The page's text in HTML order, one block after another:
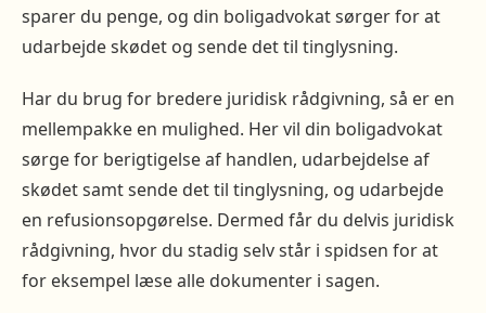
sparer du penge, og din boligadvokat sørger for at
udarbejde skødet og sende det til tinglysning.
Har du brug for bredere juridisk rådgivning, så er en
mellempakke en mulighed. Her vil din boligadvokat
sørge for berigtigelse af handlen, udarbejdelse af
skødet samt sende det til tinglysning, og udarbejde
en refusionsopgørelse. Dermed får du delvis juridisk
rådgivning, hvor du stadig selv står i spidsen for at
for eksempel læse alle dokumenter i sagen.